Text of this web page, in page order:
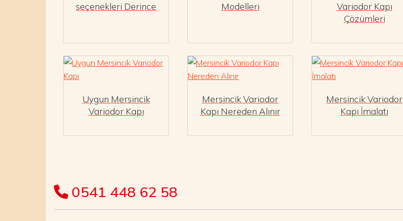
seçenekleri Derince
Modelleri
Variodor Kapı
Çözümleri
Uygun Mersincik
Variodor Kapı
Mersincik Variodor
Kapı Nereden Alınır
Mersincik Variodor
Kapı İmalatı
0541 448 62 58